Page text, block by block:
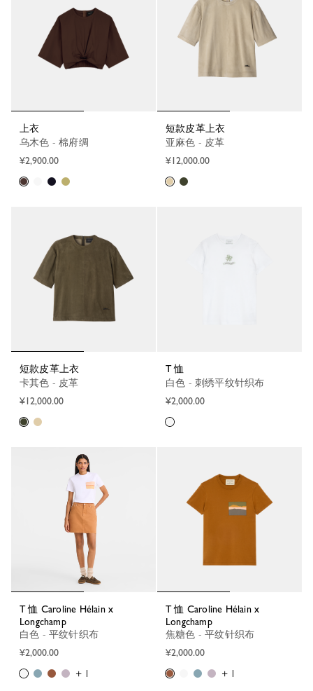
上衣
乌木色 - 棉府绸
¥2,900.00
短款皮革上衣
亚麻色 - 皮革
¥12,000.00
短款皮革上衣
卡其色 - 皮革
¥12,000.00
T 恤
白色 - 刺绣平纹针织布
¥2,000.00
T 恤 Caroline Hélain x
Longchamp
白色 - 平纹针织布
¥2,000.00
+ 1
T 恤 Caroline Hélain x
Longchamp
焦糖色 - 平纹针织布
¥2,000.00
+ 1